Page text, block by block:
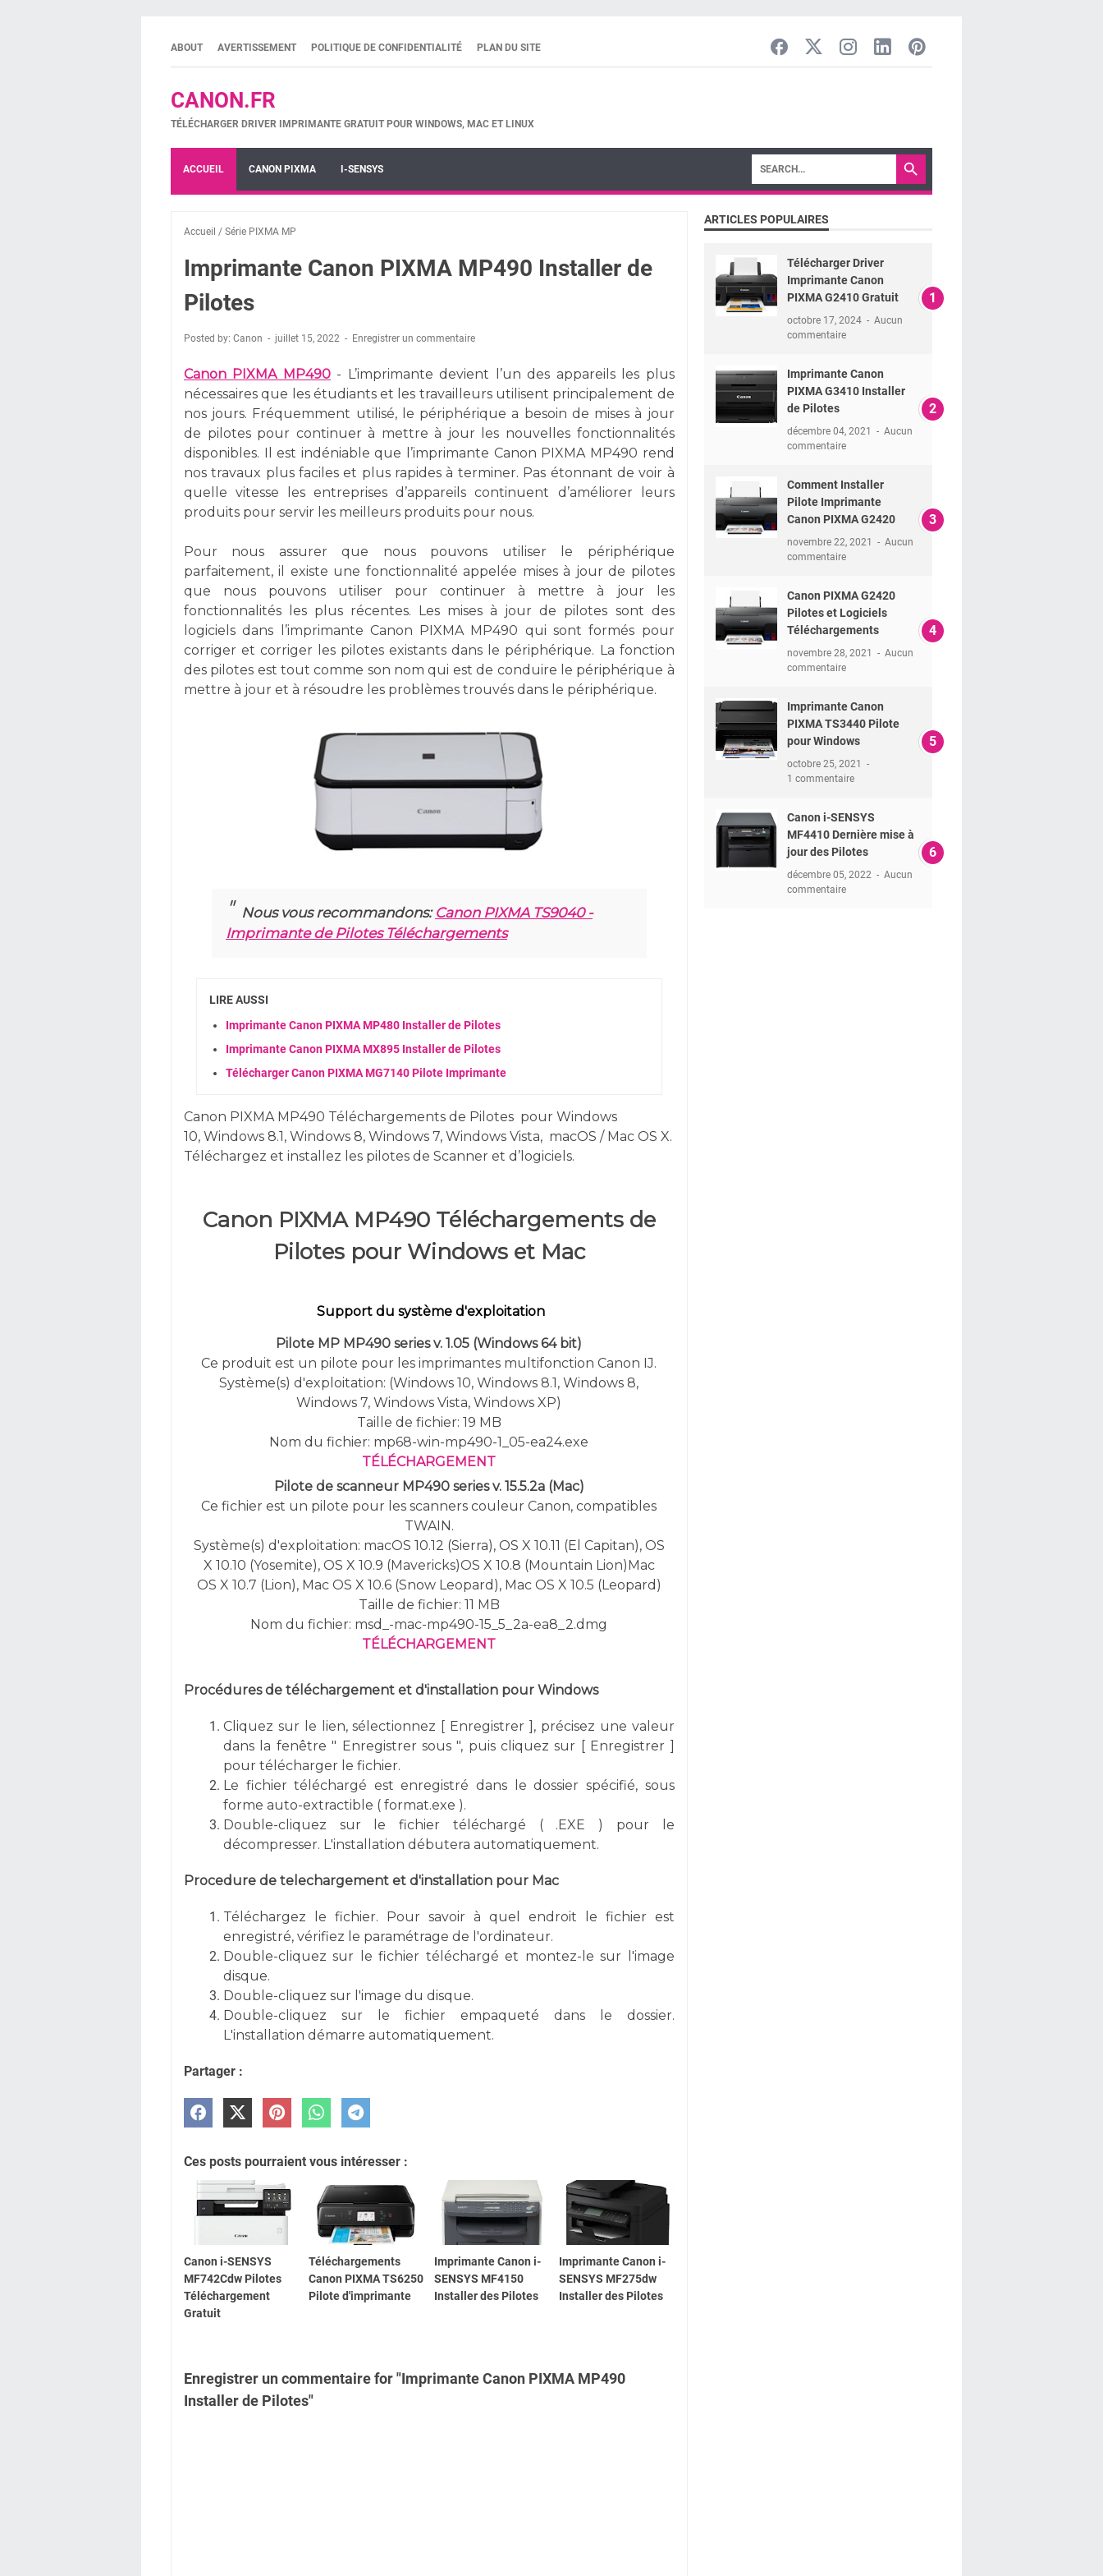
ABOUT AVERTISSEMENT POLITIQUE DE CONFIDENTIALITÉ PLAN DU SITE
CANON.FR
TÉLÉCHARGER DRIVER IMPRIMANTE GRATUIT POUR WINDOWS, MAC ET LINUX
ACCUEIL CANON PIXMA I-SENSYS
Accueil / Série PIXMA MP
Imprimante Canon PIXMA MP490 Installer de
Pilotes
Posted by: Canon juillet 15, 2022 Enregistrer un commentaire
Canon PIXMA MP490- L’imprimante devient l’un des appareils les plus
nécessaires que les étudiants et les travailleurs utilisent principalement de
nos jours. Fréquemment utilisé, le périphérique a besoin de mises à jour
de pilotes pour continuer à mettre à jour les nouvelles fonctionnalités
disponibles. Il est indéniable que l’imprimante Canon PIXMA MP490 rend
nos travaux plus faciles et plus rapides à terminer. Pas étonnant de voir à
quelle vitesse les entreprises d’appareils continuent d’améliorer leurs
produits pour servir les meilleurs produits pour nous.
Pour nous assurer que nous pouvons utiliser le périphérique
parfaitement, il existe une fonctionnalité appelée mises à jour de pilotes
que nous pouvons utiliser pour continuer à mettre à jour les
fonctionnalités les plus récentes. Les mises à jour de pilotes sont des
logiciels dans l’imprimante Canon PIXMA MP490 qui sont formés pour
corriger et corriger les pilotes existants dans le périphérique. La fonction
des pilotes est tout comme son nom qui est de conduire le périphérique à
mettre à jour et à résoudre les problèmes trouvés dans le périphérique.
Nous vous recommandons: Canon PIXMA TS9040 -
Imprimante de Pilotes Téléchargements
LIRE AUSSI
Imprimante Canon PIXMA MP480 Installer de Pilotes
Imprimante Canon PIXMA MX895 Installer de Pilotes
Télécharger Canon PIXMA MG7140 Pilote Imprimante
Canon PIXMA MP490 Téléchargements de Pilotes pour Windows
10, Windows 8.1, Windows 8, Windows 7, Windows Vista, macOS / Mac OS X.
Téléchargez et installez les pilotes de Scanner et d’logiciels.
Canon PIXMA MP490 Téléchargements de
Pilotes pour Windows et Mac
Support du système d'exploitation
Pilote MP MP490 series v. 1.05 (Windows 64 bit)
Ce produit est un pilote pour les imprimantes multifonction Canon IJ.
Système(s) d'exploitation: (Windows 10, Windows 8.1, Windows 8,
Windows 7, Windows Vista, Windows XP)
Taille de fichier: 19 MB
Nom du fichier: mp68-win-mp490-1_05-ea24.exe
TÉLÉCHARGEMENT
Pilote de scanneur MP490 series v. 15.5.2a (Mac)
Ce fichier est un pilote pour les scanners couleur Canon, compatibles
TWAIN.
Système(s) d'exploitation: macOS 10.12 (Sierra), OS X 10.11 (El Capitan), OS
X 10.10 (Yosemite), OS X 10.9 (Mavericks)OS X 10.8 (Mountain Lion)Mac
OS X 10.7 (Lion), Mac OS X 10.6 (Snow Leopard), Mac OS X 10.5 (Leopard)
Taille de fichier: 11 MB
Nom du fichier: msd_-mac-mp490-15_5_2a-ea8_2.dmg
TÉLÉCHARGEMENT
Procédures de téléchargement et d'installation pour Windows
Cliquez sur le lien, sélectionnez [ Enregistrer ], précisez une valeur
dans la fenêtre " Enregistrer sous ", puis cliquez sur [ Enregistrer ]
pour télécharger le fichier.
Le fichier téléchargé est enregistré dans le dossier spécifié, sous
forme auto-extractible ( format.exe ).
Double-cliquez sur le fichier téléchargé ( .EXE ) pour le
décompresser. L'installation débutera automatiquement.
Procedure de telechargement et d'installation pour Mac
Téléchargez le fichier. Pour savoir à quel endroit le fichier est
enregistré, vérifiez le paramétrage de l'ordinateur.
Double-cliquez sur le fichier téléchargé et montez-le sur l'image
disque.
Double-cliquez sur l'image du disque.
Double-cliquez sur le fichier empaqueté dans le dossier.
L'installation démarre automatiquement.
Partager :
Ces posts pourraient vous intéresser :
Canon i-SENSYS
MF742Cdw Pilotes
Téléchargement
Gratuit
Téléchargements
Canon PIXMA TS6250
Pilote d'imprimante
Imprimante Canon i-
SENSYS MF4150
Installer des Pilotes
Imprimante Canon i-
SENSYS MF275dw
Installer des Pilotes
Enregistrer un commentaire for "Imprimante Canon PIXMA MP490
Installer de Pilotes"
ARTICLES POPULAIRES
Télécharger Driver
Imprimante Canon
PIXMA G2410 Gratuit
octobre 17, 2024
Aucun
commentaire
Imprimante Canon
PIXMA G3410 Installer
de Pilotes
décembre 04, 2021
Aucun
commentaire
Comment Installer
Pilote Imprimante
Canon PIXMA G2420
novembre 22, 2021
Aucun
commentaire
Canon PIXMA G2420
Pilotes et Logiciels
Téléchargements
novembre 28, 2021
Aucun
commentaire
Imprimante Canon
PIXMA TS3440 Pilote
pour Windows
octobre 25, 2021
1 commentaire
Canon i-SENSYS
MF4410 Dernière mise à
jour des Pilotes
décembre 05, 2022
Aucun
commentaire